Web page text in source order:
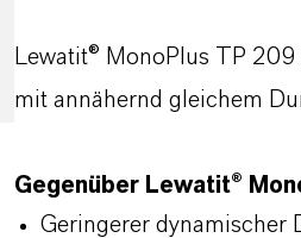
Lewatit® MonoPlus TP
mit annähernd gleichem
Gegenüber Lewatit®
Geringerer dynamischer